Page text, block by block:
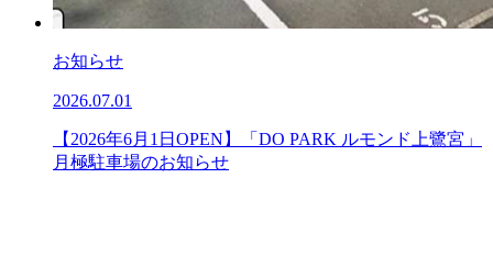
お知らせ
2026.07.01
【2026年6月1日OPEN】「DO PARK ルモンド上鷺宮」
月極駐車場のお知らせ